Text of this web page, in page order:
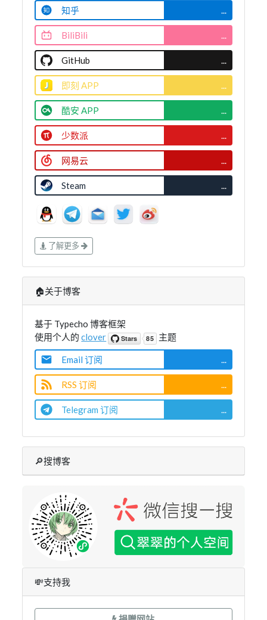
知乎
...
BiliBili ...
GitHub ...
即刻 APP ...
酷安 APP ...
少数派 ...
网易云 ...
Steam ...
了解更多
🏠关于博客
基于 Typecho 博客框架
使用个人的clover 主题
Email 订阅
RSS 订阅
Telegram 订阅
🔎搜博客
💸支持我